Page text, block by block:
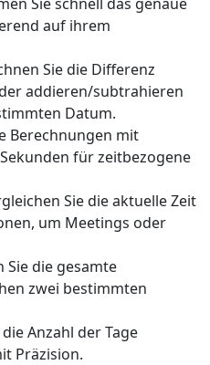
auf ihrem
Sie die Differenz
addieren/subtrahieren
Datum.
Berechnungen mit
für zeitbezogene
Sie die aktuelle Zeit
um Meetings oder
Sie die gesamte
zwei bestimmten
Anzahl der Tage
Präzision.